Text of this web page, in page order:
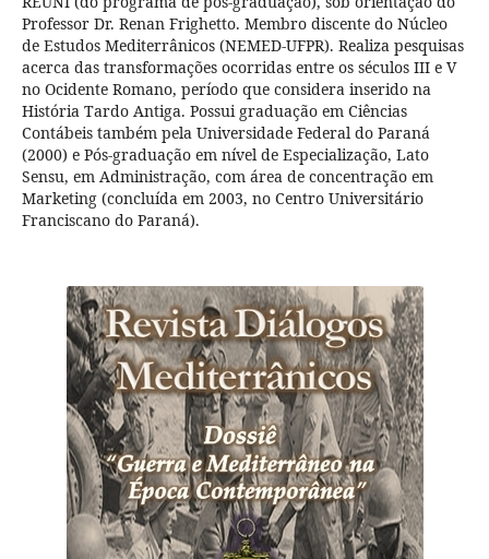
Professor Dr. Renan Frighetto. Membro discente do Núcleo
de Estudos Mediterrânicos (NEMED-UFPR). Realiza pesquisas
acerca das transformações ocorridas entre os séculos III e V
no Ocidente Romano, período que considera inserido na
História Tardo Antiga. Possui graduação em Ciências
Contábeis também pela Universidade Federal do Paraná
(2000) e Pós-graduação em nível de Especialização, Lato
Sensu, em Administração, com área de concentração em
Marketing (concluída em 2003, no Centro Universitário
Franciscano do Paraná).